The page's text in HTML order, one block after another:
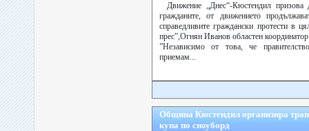
Движение „Днес“-Кюстендил призова
гражданите, от движението
справедливите граждански протести в
прес”,Огнян Иванов областен
”Независимо от това, че
приемам...
Община Кюстендил организира
купа по сноуборд